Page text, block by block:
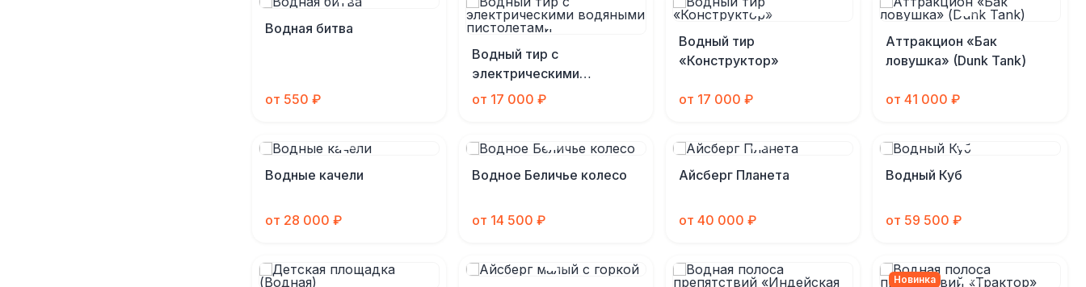
Водная битва
от 550 ₽
Водный тир с
электрическими
водяными пистолетами
от 17 000 ₽
Водный тир
«Конструктор»
от 17 000 ₽
Аттракцион «Бак
ловушка» (Dunk Tank)
от 41 000 ₽
Водные качели
от 28 000 ₽
Водное Беличье колесо
от 14 500 ₽
Айсберг Планета
от 40 000 ₽
Водный Куб
от 59 500 ₽
Новинка